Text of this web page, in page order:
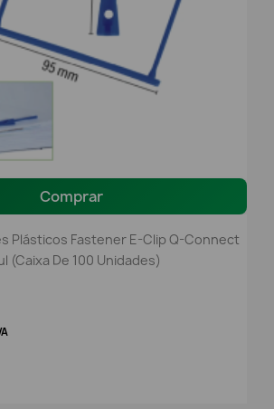
Comprar
Plásticos Fastener E-Clip Q-Connect
(Caixa De 100 Unidades)